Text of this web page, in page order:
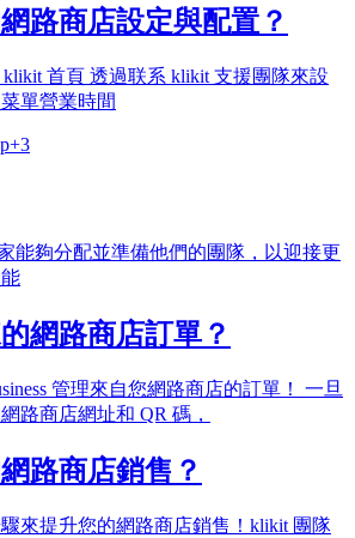
路商店設定與配置？
首頁 透過联系 klikit 支援團隊來設
單營業時間
+3
能夠分配並準備他們的團隊，以迎接更
網路商店訂單？
管理來自您網路商店的訂單！ 一旦
路商店網址和 QR 碼，
路商店銷售？
來提升您的網路商店銷售！klikit 團隊